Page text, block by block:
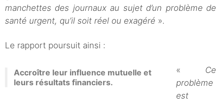
manchettes des journaux au sujet d’un problème de
santé urgent, qu’il soit réel ou exagéré ».
Le rapport poursuit ainsi :
Accroître leur influence mutuelle et
leurs résultats financiers.
« Ce
problème
est